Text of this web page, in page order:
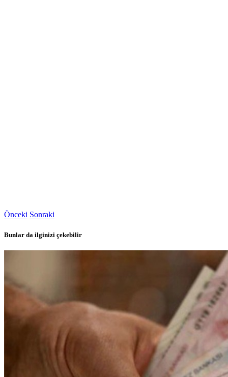
Önceki Sonraki
Bunlar da ilginizi çekebilir